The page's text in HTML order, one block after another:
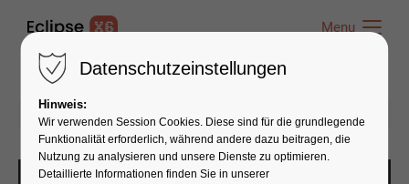
Menu
Datenschutzeinstellungen
Hinweis:
Wir verwenden Session Cookies. Diese sind für die grundlegende
Funktionalität erforderlich, während andere dazu beitragen, die
Nutzung zu analysieren und unsere Dienste zu optimieren.
Detaillierte Informationen finden Sie in unserer
Menu